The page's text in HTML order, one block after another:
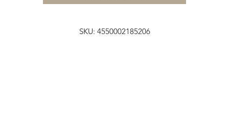
SKU: 4550002185206